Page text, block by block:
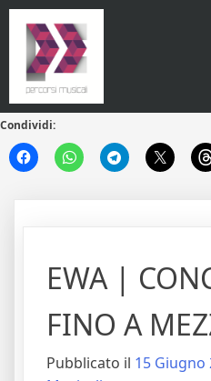
Condividi:
EWA |
FINO A
Pubblicato il 15 Giugno